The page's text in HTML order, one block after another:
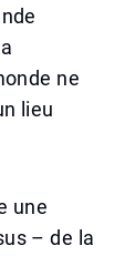
ne
lieu
une
– de la